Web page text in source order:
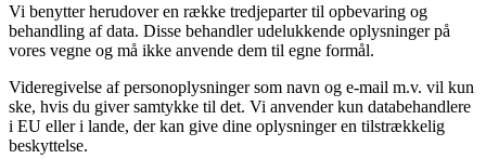
Vi benytter herudover en række tredjeparter til opbevaring og
behandling af data. Disse behandler udelukkende oplysninger på
vores vegne og må ikke anvende dem til egne formål.
Videregivelse af personoplysninger som navn og e-mail m.v. vil kun
ske, hvis du giver samtykke til det. Vi anvender kun databehandlere
i EU eller i lande, der kan give dine oplysninger en tilstrækkelig
beskyttelse.